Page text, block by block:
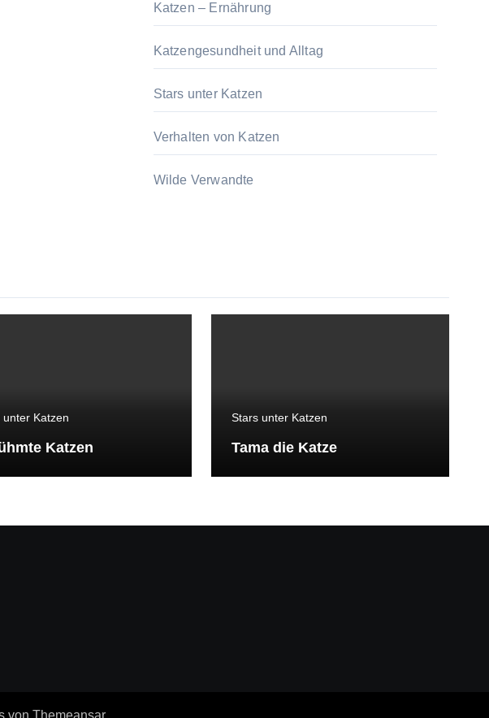
Katzen – Ernährung
Katzengesundheit und Alltag
Stars unter Katzen
Verhalten von Katzen
Wilde Verwandte
unter Katzen
Katzen
Stars unter Katzen
Tama die Katze
von Themeansar.